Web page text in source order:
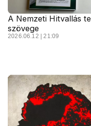
A Nemzeti Hitvallás
szövege
2026.06.12 | 21:09